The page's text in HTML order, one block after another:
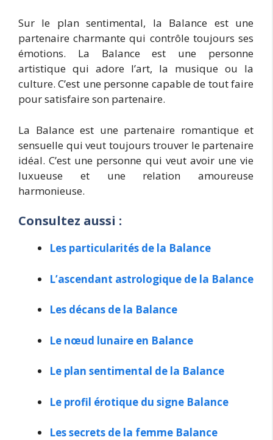
Sur le plan sentimental, la Balance est une
partenaire charmante qui contrôle toujours ses
émotions. La Balance est une personne
artistique qui adore l’art, la musique ou la
culture. C’est une personne capable de tout faire
pour satisfaire son partenaire.
La Balance est une partenaire romantique et
sensuelle qui veut toujours trouver le partenaire
idéal. C’est une personne qui veut avoir une vie
luxueuse et une relation amoureuse
harmonieuse.
Consultez aussi :
Les particularités de la Balance
L’ascendant astrologique de la Balance
Les décans de la Balance
Le nœud lunaire en Balance
Le plan sentimental de la Balance
Le profil érotique du signe Balance
Les secrets de la femme Balance